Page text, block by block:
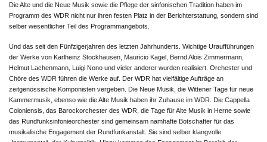
Die Alte und die Neue Musik sowie die Pflege der sinfonischen Tradition haben im
Programm des WDR nicht nur ihren festen Platz in der Berichterstattung, sondern sind
selber wesentlicher Teil des Programmangebots.
Und das seit den Fünfzigerjahren des letzten Jahrhunderts. Wichtige Uraufführungen
der Werke von Karlheinz Stockhausen, Mauricio Kagel, Bernd Alois Zimmermann,
Helmut Lachenmann, Luigi Nono und vieler anderer wurden realisiert. Orchester und
Chöre des WDR führen die Werke auf. Der WDR hat vielfältige Aufträge an
zeitgenössische Komponisten vergeben. Die Neue Musik, die Wittener Tage für neue
Kammermusik, ebenso wie die Alte Musik haben ihr Zuhause im WDR. Die Cappella
Coloniensis, das Barockorchester des WDR, die Tage für Alte Musik in Herne sowie
das Rundfunksinfonieorchester sind gemeinsam namhafte Botschafter für das
musikalische Engagement der Rundfunkanstalt. Sie sind selber klangvolle